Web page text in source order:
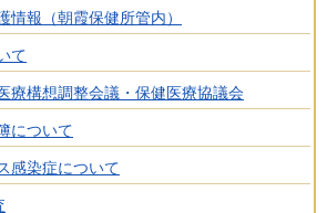
情報（朝霞保健所管内）
て
療構想調整会議・保健医療協議会
について
感染症について